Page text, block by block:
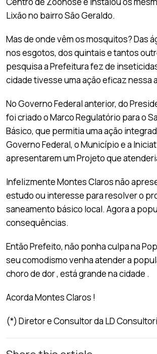
Lixão no bairro São Geraldo.
Mas de onde vêm os mosquitos? Das
nos esgotos, dos quintais e tantos
pesquisa a Prefeitura fez de
cidade tivesse uma ação eficaz nessa
No Governo Federal anterior, do
foi criado o Marco Regulatório para o
Básico, que permitia uma ação
Governo Federal, o Município e a
apresentarem um Projeto que
Infelizmente Montes Claros não
estudo ou interesse para resolver o
saneamento básico local. Agora a
consequências.
Então Prefeito, não ponha culpa na
seu comodismo venha atender a
choro de dor , está grande na cidade .
Acorda Montes Claros !
(*) Diretor e Consultor da LD